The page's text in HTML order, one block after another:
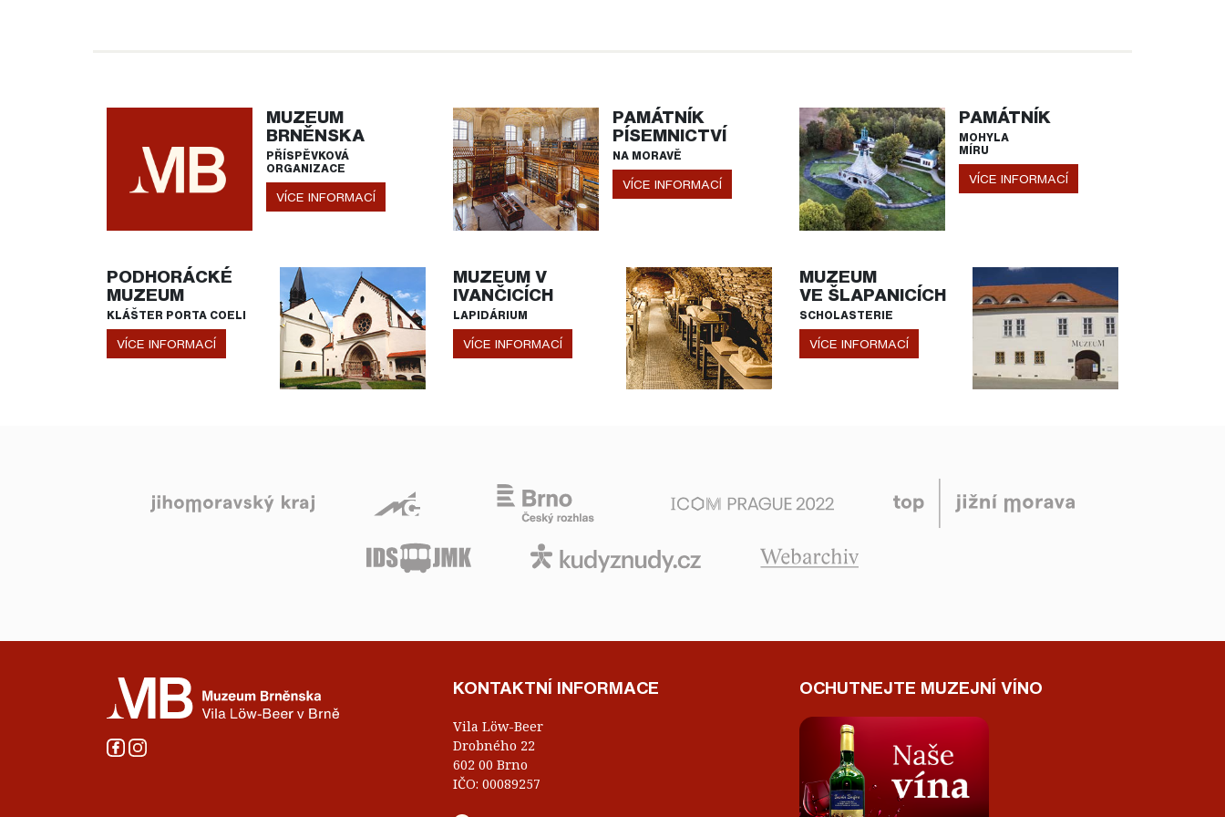
MUZEUM
BRNĚNSKA
PŘÍSPĚVKOVÁ
ORGANIZACE
VÍCE INFORMACÍ
PAMÁTNÍK
PÍSEMNICTVÍ
NA MORAVĚ
VÍCE INFORMACÍ
PAMÁTNÍK
MOHYLA
MÍRU
VÍCE INFORMACÍ
PODHORÁCKÉ
MUZEUM
KLÁŠTER PORTA COELI
VÍCE INFORMACÍ
MUZEUM V
IVANČICÍCH
LAPIDÁRIUM
VÍCE INFORMACÍ
MUZEUM
VE ŠLAPANICÍCH
SCHOLASTERIE
VÍCE INFORMACÍ
KONTAKTNÍ INFORMACE
Vila Löw-Beer
Drobného 22
602 00 Brno
IČO: 00089257
OCHUTNEJTE MUZEJNÍ VÍNO